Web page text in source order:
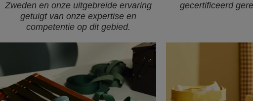
Zweden en onze uitgebreide ervaring
getuigt van onze expertise en
competentie op dit gebied.
gecertificeerd